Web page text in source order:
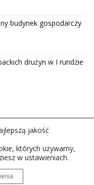
budynek gospodarczy
drużyn w I rundzie
S.A. w likwidacj.
jakość
których używamy,
w ustawieniach.